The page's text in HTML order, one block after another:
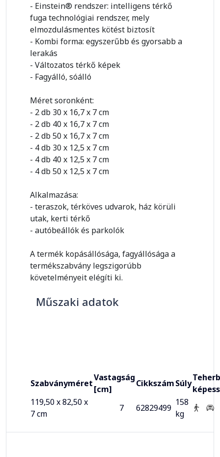
- Einstein® rendszer: intelligens térkő
fuga technológiai rendszer, mely
elmozdulásmentes kötést biztosít
- Kombi forma: egyszerűbb és gyorsabb a
lerakás
- Változatos térkő képek
- Fagyálló, sóálló
Méret soronként:
- 2 db 30 x 16,7 x 7 cm
- 2 db 40 x 16,7 x 7 cm
- 2 db 50 x 16,7 x 7 cm
- 4 db 30 x 12,5 x 7 cm
- 4 db 40 x 12,5 x 7 cm
- 4 db 50 x 12,5 x 7 cm
Alkalmazása:
- teraszok, térköves udvarok, ház körüli
utak, kerti térkő
- autóbeállók és parkolók
A termék kopásállósága, fagyállósága a
termékszabvány legszigorúbb
követelményeit elégíti ki.
Műszaki adatok
Szabványméret
Vastagság
[cm]
CikkszámSúly
119,50 x 82,50 x
7 cm
7 62829499
158
kg